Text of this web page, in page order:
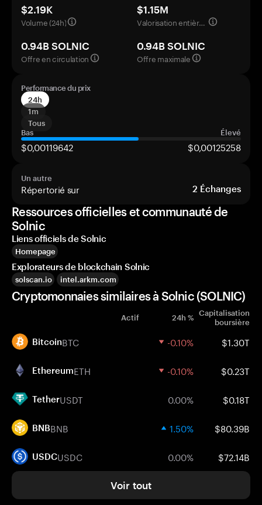
$2.19K
Volume (24h)
$1.15M
Valorisation entièrement diluée
0.94B SOLNIC
Offre en circulation
0.94B SOLNIC
Offre maximale
Performance du prix
24h
1m
Tous
Bas
Élevé
$0,00119642 $0,00125258
Un autre
Répertorié sur 2 Échanges
Ressources officielles et communauté de
Solnic
Liens officiels de Solnic
Homepage
Explorateurs de blockchain Solnic
solscan.io intel.arkm.com
Cryptomonnaies similaires à Solnic (SOLNIC)
Actif 24h % Capitalisation
boursière
BitcoinBTC -0.10% $1.30T
EthereumETH -0.10% $0.23T
TetherUSDT 0.00% $0.18T
BNBBNB 1.50% $80.39B
USDCUSDC 0.00% $72.14B
Voir tout